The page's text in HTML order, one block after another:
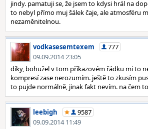
jindy. pamatuji se, že jsem to kdysi hrál na
to nebyl přímo muj šálek čaje, ale atmosféru
nezaměnitelnou.
vodkasesemtexem
777
09.09.2014 23:05
díky, bohužel v tom příkazovém řádku mi to
kompresí zase nerozumím. ještě to zkusím
to pujde normálně, jinak fakt nevím. na čem
leebigh
9587
09.09.2014 11:49